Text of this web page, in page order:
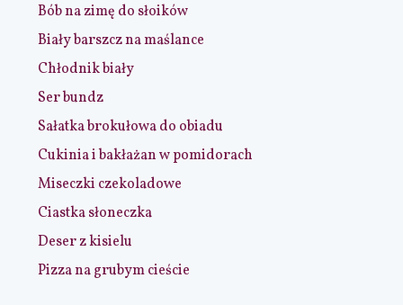
Bób na zimę do słoików
Biały barszcz na maślance
Chłodnik biały
Ser bundz
Sałatka brokułowa do obiadu
Cukinia i bakłażan w pomidorach
Miseczki czekoladowe
Ciastka słoneczka
Deser z kisielu
Pizza na grubym cieście